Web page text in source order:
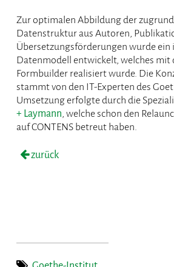
Zur optimalen Abbildung der
Datenstruktur aus Autoren,
Übersetzungsförderungen wurde ein
Datenmodell entwickelt, welches mit
Formbuilder realisiert wurde. Die
stammt von den IT-Experten des
Umsetzung erfolgte durch die
+ Laymann, welche schon den
auf CONTENS betreut haben.
zurück